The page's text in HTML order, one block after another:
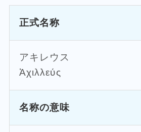
正式名称
アキレウス
Ἀχιλλεύς
名称の意味